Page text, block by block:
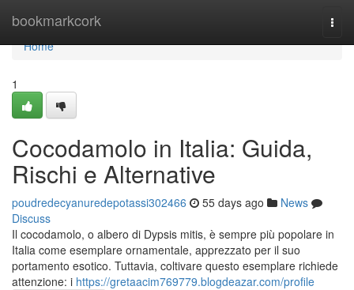
bookmarkcork
Home
Home
1
Cocodamolo in Italia: Guida,
Rischi e Alternative
poudredecyanuredepotassi302466 55 days ago
News
Discuss
Il cocodamolo, o albero di Dypsis mitis, è sempre più popolare in
Italia come esemplare ornamentale, apprezzato per il suo
portamento esotico. Tuttavia, coltivare questo esemplare richiede
attenzione: i https://gretaacim769779.blogdeazar.com/profile